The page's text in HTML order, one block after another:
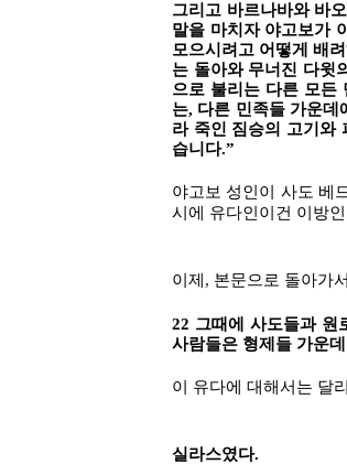
그리고 바르나바와 바
말을 마치자 야고보가
모으시려고 어떻게 배
는 돌아와 무너진 다윗
으로 불리는 다른 모든
는, 다른 민족들 가운데
라 죽인 짐승의 고기와
습니다.”
야고보 성인이 사도 베
시에 유다인이건 이방
이제, 본문으로 돌아가
22 그때에 사도들과 원
사람들은 형제들 가운
이 유다에 대해서는 달
실라스였다.